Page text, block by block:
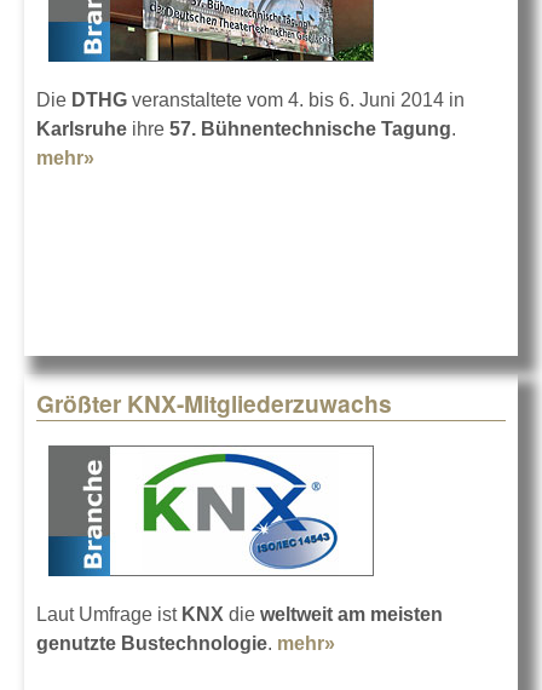
Die DTHG veranstaltete vom 4. bis 6. Juni 2014 in
Karlsruhe ihre 57. Bühnentechnische Tagung.
mehr»
Größter KNX-Mitgliederzuwachs
Laut Umfrage ist KNX die weltweit am meisten
genutzte Bustechnologie. mehr»